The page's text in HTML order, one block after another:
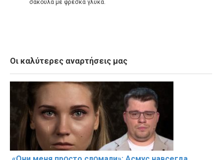
σακούλα με φρέσκα γλυκά.
Οι καλύτερες αναρτήσεις μας